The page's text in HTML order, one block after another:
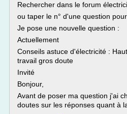
Rechercher dans le forum
ou taper le n° d'une question
Je pose une nouvelle question :
Actuellement
Conseils astuce d'électricité :
travail gros doute
Invité
Bonjour,
Avant de poser ma question j'ai
doutes sur les réponses quant à